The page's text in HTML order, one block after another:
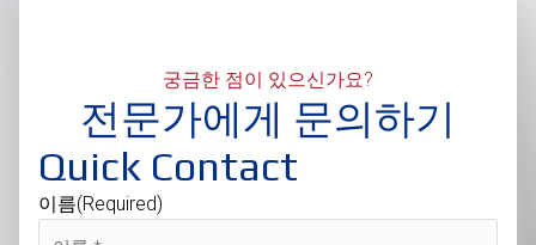
궁금한 점이 있으신가요?
전문가에게 문의하기
Quick Contact
이름(Required)